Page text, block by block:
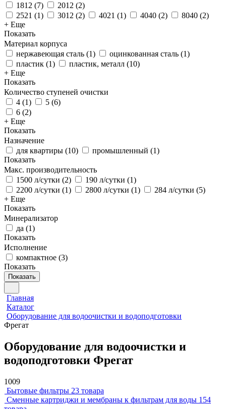
1812 (7) 2012 (2)
2521 (1) 3012 (2) 4021 (1) 4040 (2) 8040 (2)
+ Еще
Показать
Материал корпуса
нержавеющая сталь (1) оцинкованная сталь (1)
пластик (1) пластик, металл (10)
+ Еще
Показать
Количество ступеней очистки
4 (1) 5 (6)
6 (2)
+ Еще
Показать
Назначение
для квартиры (10) промышленный (1)
Показать
Макс. производительность
1500 л/сутки (2) 190 л/сутки (1)
2200 л/сутки (1) 2800 л/сутки (1) 284 л/сутки (5)
+ Еще
Показать
Минерализатор
да (1)
Показать
Исполнение
компактное (3)
Показать
Показать
Главная
Каталог
Оборудование для водоочистки и водоподготовки
Фрегат
Оборудование для водоочистки и
водоподготовки Фрегат
1009
Бытовые фильтры 23 товара
Сменные картриджи и мембраны к фильтрам для воды 154